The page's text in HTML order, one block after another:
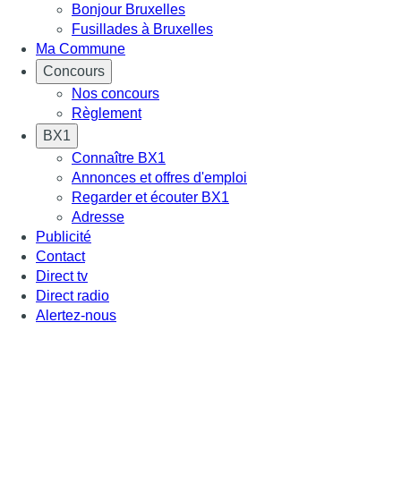
Bonjour Bruxelles
Fusillades à Bruxelles
Ma Commune
Concours
Nos concours
Règlement
BX1
Connaître BX1
Annonces et offres d'emploi
Regarder et écouter BX1
Adresse
Publicité
Contact
Direct tv
Direct radio
Alertez-nous